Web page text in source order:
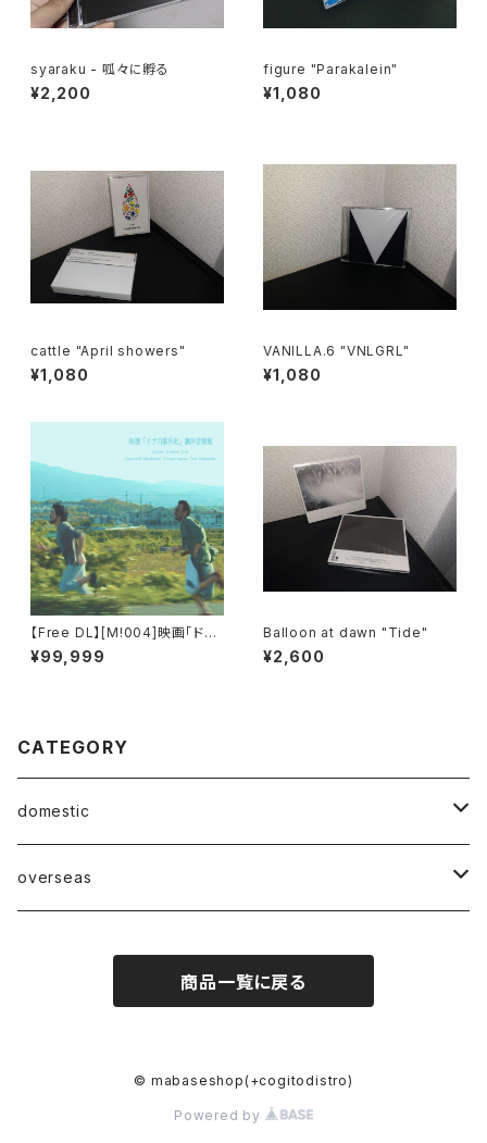
syaraku - 呱々に孵る
¥2,200
figure "Parakalein"
¥1,080
cattle "April showers"
¥1,080
VANILLA.6 "VNLGRL"
¥1,080
【Free DL】[M​!​004​]​映画「ドブ
川番外地」劇伴音楽集
¥99,999
Balloon at dawn "Tide"
¥2,600
CATEGORY
domestic
Mabase Records[マバセレコーズ]
overseas
商品一覧に戻る
© mabaseshop(+cogitodistro)
Powered by